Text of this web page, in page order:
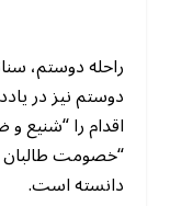
راحله دوستم،
دوستم نیز در
اقدام را “شنیع
“خصومت طالبان
دانسته است.